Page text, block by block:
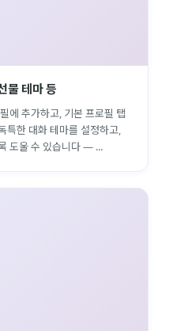
물 테마 등
에 추가하고, 기본 프로필 탭
특한 대화 테마를 설정하고,
도울 수 있습니다 — ...